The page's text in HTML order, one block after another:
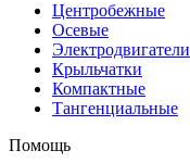
Центробежные
Осевые
Электродвигатели
Крыльчатки
Компактные
Тангенциальные
Помощь